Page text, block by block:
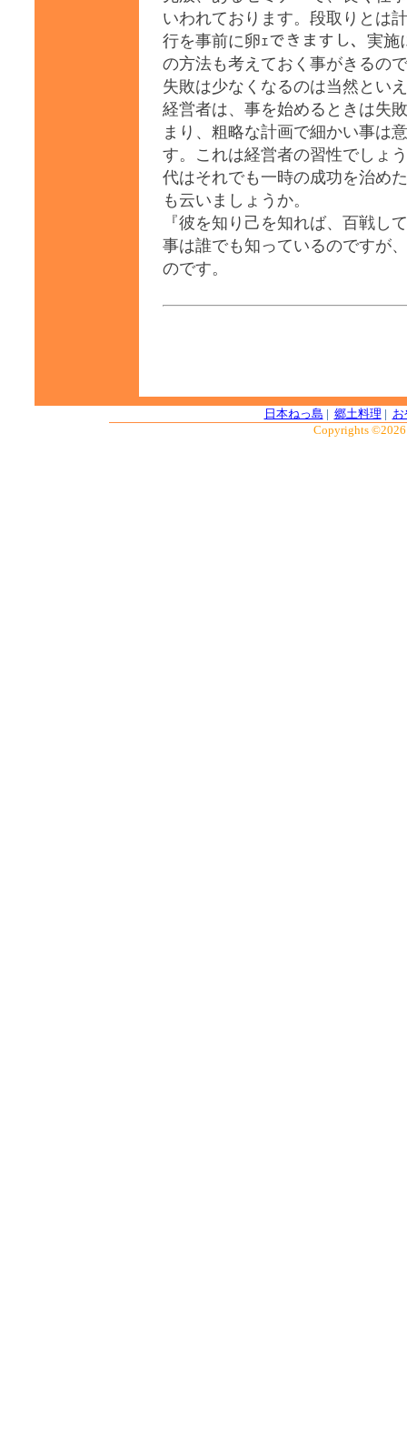
いわれております。段取りとは
行を事前に卵ｪできますし、実
の方法も考えておく事がきるの
失敗は少なくなるのは当然とい
経営者は、事を始めるときは失
まり、粗略な計画で細かい事は
す。これは経営者の習性でしょ
代はそれでも一時の成功を治め
も云いましょうか。
『彼を知り己を知れば、百戦し
事は誰でも知っているのですが
のです。
日本ねっ島 | 郷土料理 |
Copyrights ©2026